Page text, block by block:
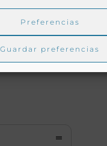
Preferencias
Guardar preferencias